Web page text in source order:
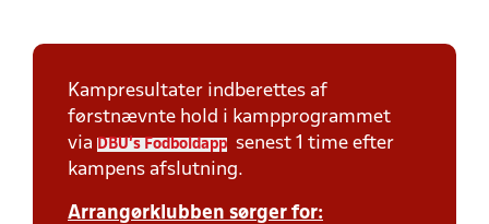
Kampresultater indberettes af
førstnævnte hold i kampprogrammet
via
DBU's Fodboldapp
senest 1 time efter
kampens afslutning.
Arrangørklubben sørger for: